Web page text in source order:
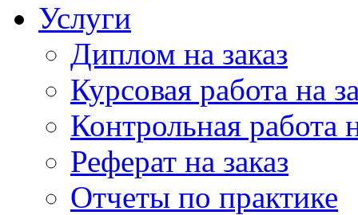
Услуги
Диплом на заказ
Курсовая работа на
Контрольная работа
Реферат на заказ
Отчеты по практике